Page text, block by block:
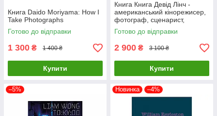
Книга Daido Moriyama: How I
Take Photographs
Готово до відправки
1 300 ₴ 1 400 ₴
Купити
Книга Книга Девід Лінч -
американський кінорежисер,
фотограф, сценарист,
художник, актор. David Lynch.
Digital Nudes
Готово до відправки
2 900 ₴ 3 100 ₴
Купити
–5% Новинка –4%